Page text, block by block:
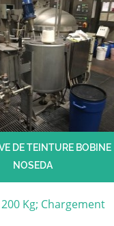
DE TEINTURE BOBINE
NOSEDA
Kg; Chargement